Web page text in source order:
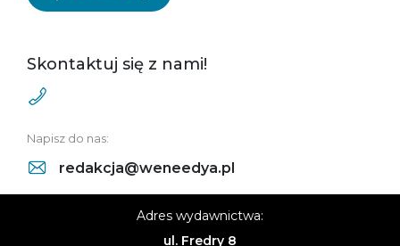
Skontaktuj się z nami!
Napisz do nas:
redakcja@weneedya.pl
Adres wydawnictwa:
ul. Fredry 8